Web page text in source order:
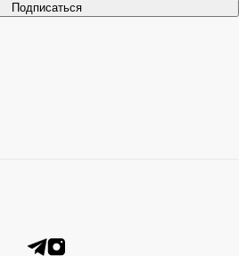
Подписаться